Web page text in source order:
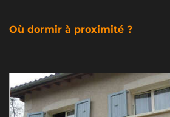
Où dormir à proximité ?